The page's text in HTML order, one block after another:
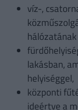
víz-,
lakásban,
helyiséggel,
központi
ideértve a